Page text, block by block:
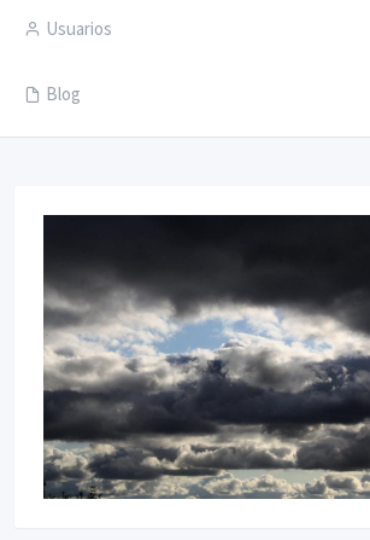
Usuarios
Blog